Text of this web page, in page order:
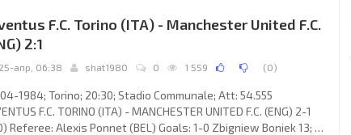
65). F.C. PORTO (coach: ANTÓNIO da
F.C. Torino (ITA) - Manchester United F.C.
2:1
25-апр, 06:38 shat1980 0 1 559 (0)
1984; Torino; 20:30; Stadio Communale; Att: 54.555
F.C. TORINO (ITA) - MANCHESTER UNITED F.C. (ENG) 2-1
Referee: Alexis Ponnet (BEL) Goals: 1-0 Zbigniew Boniek 13; 1-